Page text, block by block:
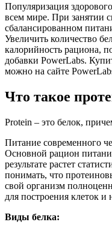
Популяризация
всем мире. При занятии
сбалансированном
Увеличить количество
калорийность рациона,
добавки PowerLabs.
можно на сайте
Что такое
Protein – это белок,
Питание современного
Основной рацион
результате растет
понимать, что
свой организм
для построения клеток и
Виды белка: